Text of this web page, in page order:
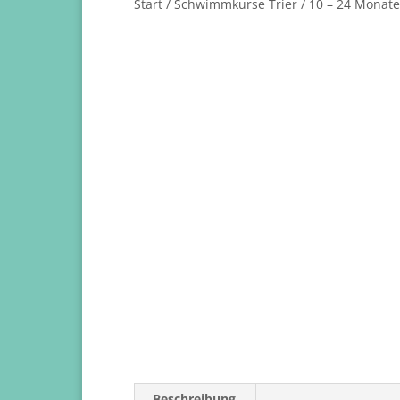
Start / Schwimmkurse Trier / 10 – 24